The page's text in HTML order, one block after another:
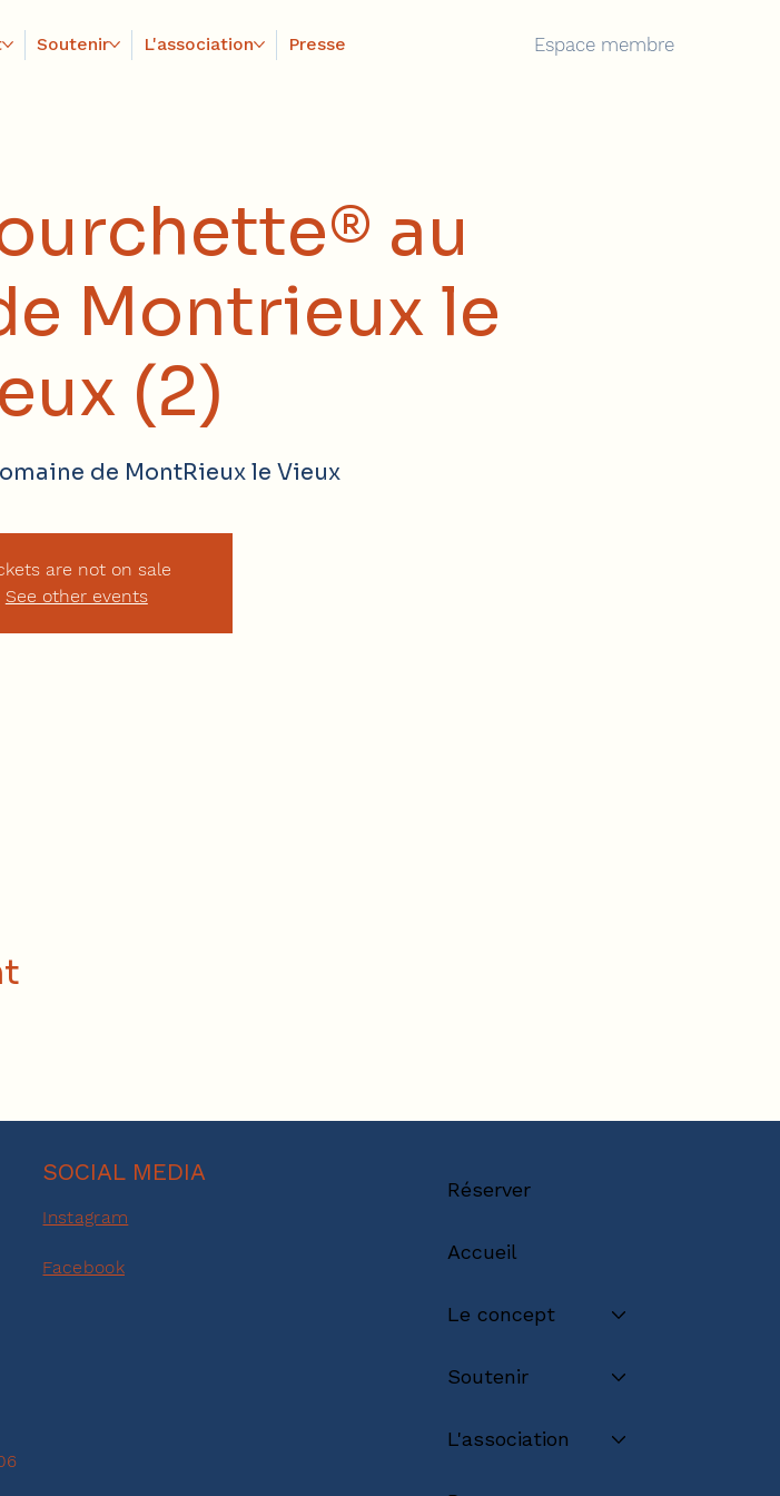
Soutenir L'association Presse Espace membre
au
Montrieux le
(2)
de MontRieux le Vieux
are not on sale
See other events
SOCIAL MEDIA
Instagram
Facebook
Réserver
Accueil
Le concept
Soutenir
L'association